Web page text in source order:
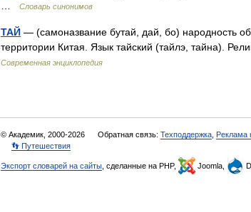
Словарь синонимов
ТАЙ — (самоназвание бутай, дай, бо) народность
территории Китая. Язык тайский (тайлэ, тайна).
Современная энциклопедия
© Академик, 2000-2026 Обратная связь: Техподдержка Реклама
👣 Путешествия
Экспорт словарей на сайты , сделанные на PHP, Joomla,